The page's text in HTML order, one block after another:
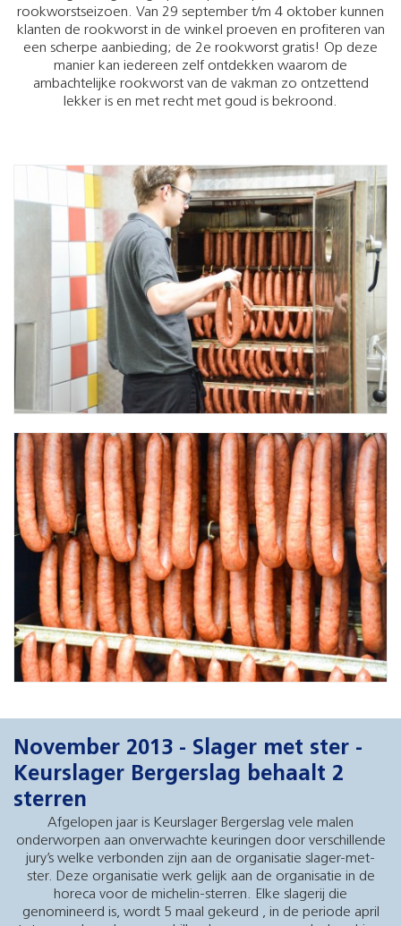
rookworstseizoen. Van 29 september t/m 4 oktober kunnen
klanten de rookworst in de winkel proeven en profiteren van
een scherpe aanbieding; de 2e rookworst gratis! Op deze
manier kan iedereen zelf ontdekken waarom de
ambachtelijke rookworst van de vakman zo ontzettend
lekker is en met recht met goud is bekroond.
November 2013 - Slager met ster -
Keurslager Bergerslag behaalt 2
sterren
Afgelopen jaar is Keurslager Bergerslag vele malen
onderworpen aan onverwachte keuringen door verschillende
jury’s welke verbonden zijn aan de organisatie slager-met-
ster. Deze organisatie werk gelijk aan de organisatie in de
horeca voor de michelin-sterren. Elke slagerij die
genomineerd is, wordt 5 maal gekeurd , in de periode april